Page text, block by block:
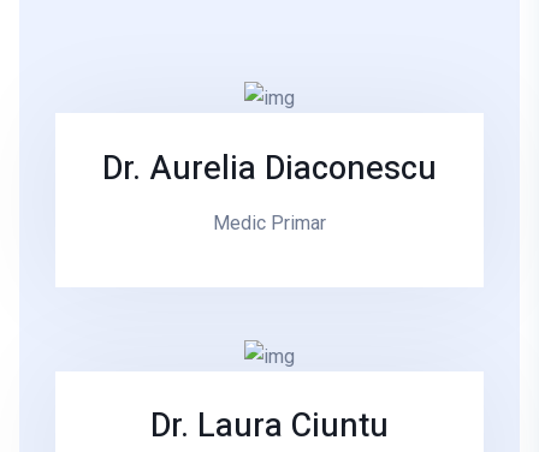
Dr. Aurelia Diaconescu
Medic Primar
Dr. Laura Ciuntu